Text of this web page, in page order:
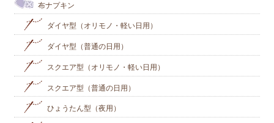
布ナプキン
ダイヤ型（オリモノ・軽い日用）
ダイヤ型（普通の日用）
スクエア型（オリモノ・軽い日用）
スクエア型（普通の日用）
ひょうたん型（夜用）